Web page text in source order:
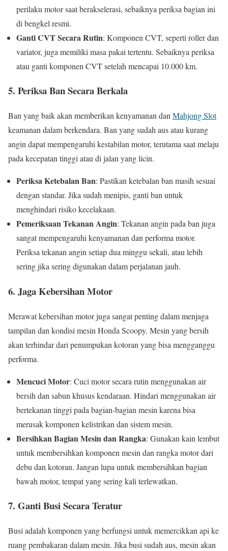
perilaku motor saat berakselerasi, sebaiknya periksa bagian ini
di bengkel resmi.
Ganti CVT Secara Rutin: Komponen CVT, seperti roller dan
variator, juga memiliki masa pakai tertentu. Sebaiknya periksa
atau ganti komponen CVT setelah mencapai 10.000 km.
5. Periksa Ban Secara Berkala
Ban yang baik akan memberikan kenyamanan dan Mahjong Slot
keamanan dalam berkendara. Ban yang sudah aus atau kurang
angin dapat mempengaruhi kestabilan motor, terutama saat melaju
pada kecepatan tinggi atau di jalan yang licin.
Periksa Ketebalan Ban: Pastikan ketebalan ban masih sesuai
dengan standar. Jika sudah menipis, ganti ban untuk
menghindari risiko kecelakaan.
Pemeriksaan Tekanan Angin: Tekanan angin pada ban juga
sangat mempengaruhi kenyamanan dan performa motor.
Periksa tekanan angin setiap dua minggu sekali, atau lebih
sering jika sering digunakan dalam perjalanan jauh.
6. Jaga Kebersihan Motor
Merawat kebersihan motor juga sangat penting dalam menjaga
tampilan dan kondisi mesin Honda Scoopy. Mesin yang bersih
akan terhindar dari penumpukan kotoran yang bisa mengganggu
performa.
Mencuci Motor: Cuci motor secara rutin menggunakan air
bersih dan sabun khusus kendaraan. Hindari menggunakan air
bertekanan tinggi pada bagian-bagian mesin karena bisa
merusak komponen kelistrikan dan sistem mesin.
Bersihkan Bagian Mesin dan Rangka: Gunakan kain lembut
untuk membersihkan komponen mesin dan rangka motor dari
debu dan kotoran. Jangan lupa untuk membersihkan bagian
bawah motor, tempat yang sering kali terlewatkan.
7. Ganti Busi Secara Teratur
Busi adalah komponen yang berfungsi untuk memercikkan api ke
ruang pembakaran dalam mesin. Jika busi sudah aus, mesin akan